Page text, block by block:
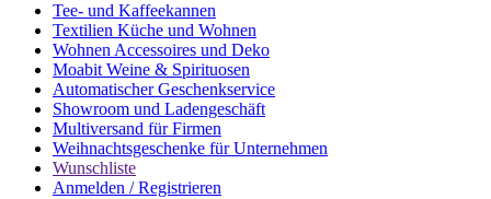
Tee- und Kaffeekannen
Textilien Küche und Wohnen
Wohnen Accessoires und Deko
Moabit Weine & Spirituosen
Automatischer Geschenkservice
Showroom und Ladengeschäft
Multiversand für Firmen
Weihnachtsgeschenke für Unternehmen
Wunschliste
Anmelden / Registrieren